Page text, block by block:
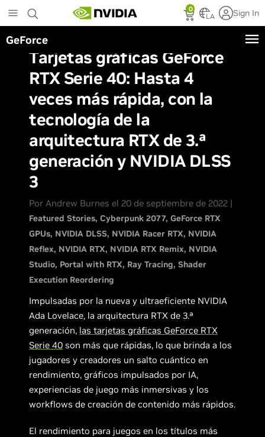
to
main
content
0
LA Sign In
GeForce
Tarjetas gráficas GeForce
RTX Serie 40: Hasta 4
veces más rápida, con la
tecnología de la
arquitectura RTX de 3.ª
generación y NVIDIA DLSS
3
Por Andrew Burnes el 20 de septiembre de 2022 |
Featured Stories Cyberpunk 2077 GeForce RTX
GPUs NVIDIA DLSS NVIDIA Racer RTX NVIDIA
Reflex NVIDIA RTX NVIDIA RTX Remix NVIDIA
Studio Portal with RTX Ray Tracing Shader
Execution Reordering
Impulsadas por la nueva y ultraeficiente NVIDIA
Ada Lovelace, la arquitectura RTX de 3.ª
generación, las tarjetas gráficas GeForce RTX
Serie 40 son más que rápidas, lo que brinda a los
jugadores y creadores un salto cuántico en
rendimiento, gráficos impulsados por IA,
experiencias de juego más inmersivas y los
workflows de creación de contenido más rápidos.
El rendimiento para juegos en los títulos más